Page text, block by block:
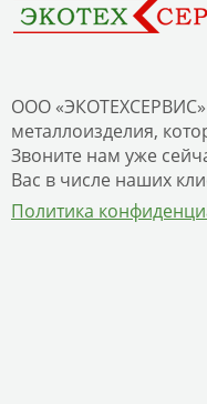
ООО «ЭКОТЕХСЕРВИС»
металлоизделия,
Звоните нам уже
Вас в числе наших
Политика